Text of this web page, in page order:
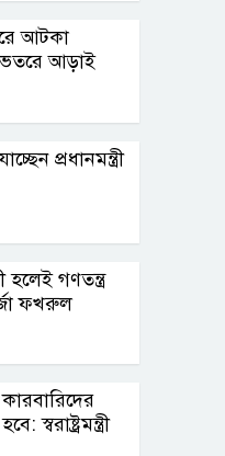
আটকা
আড়াই
প্রধানমন্ত্রী
হলেই গণতন্ত্র
ফখরুল
স্বরাষ্ট্রমন্ত্রী